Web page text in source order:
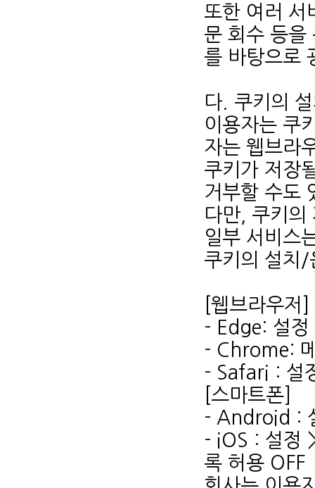
또한 여러 서
문 회수 등을
를 바탕으로
다. 쿠키의
이용자는 쿠
자는 웹브라
쿠키가 저장
거부할 수도
다만, 쿠키의
일부 서비스
쿠키의 설치/
[웹브라우저]
- Edge: 설정
- Chrome:
- Safari : 설
[스마트폰]
- Android :
- iOS : 설정
록 허용 OFF